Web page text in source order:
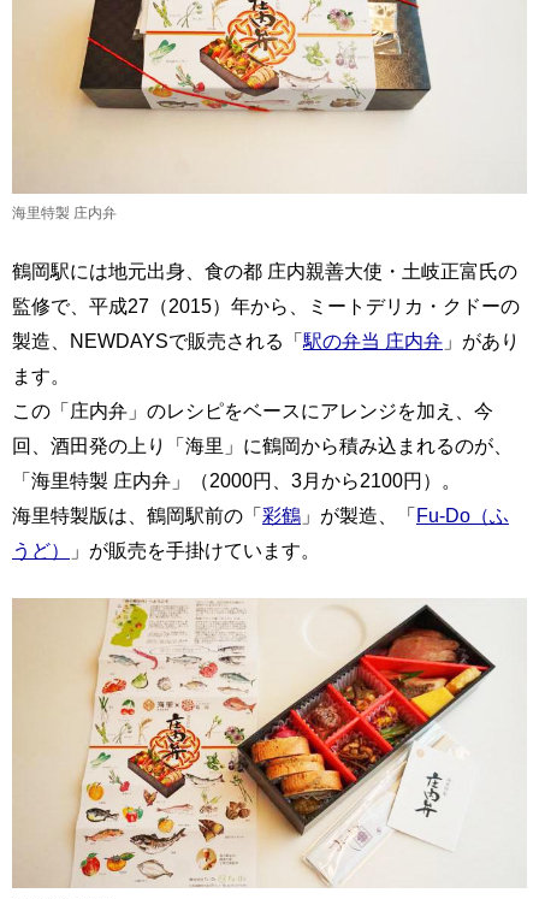
海里特製 庄内弁
鶴岡駅には地元出身、食の都 庄内親善大使・土岐正富氏の
監修で、平成27（2015）年から、ミートデリカ・クドーの
製造、NEWDAYSで販売される「 駅の弁当 庄内弁 」があり
ます。
この「庄内弁」のレシピをベースにアレンジを加え、今
回、酒田発の上り「海里」に鶴岡から積み込まれるのが、
「海里特製 庄内弁」（2000円、3月から2100円）。
海里特製版は、鶴岡駅前の「 彩鶴 」が製造、「 Fu-Do（ふ
うど）
」が販売を手掛けています。